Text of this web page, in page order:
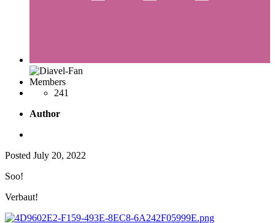
Members
241
Author
Posted July 20, 2022
Soo!
Verbaut!